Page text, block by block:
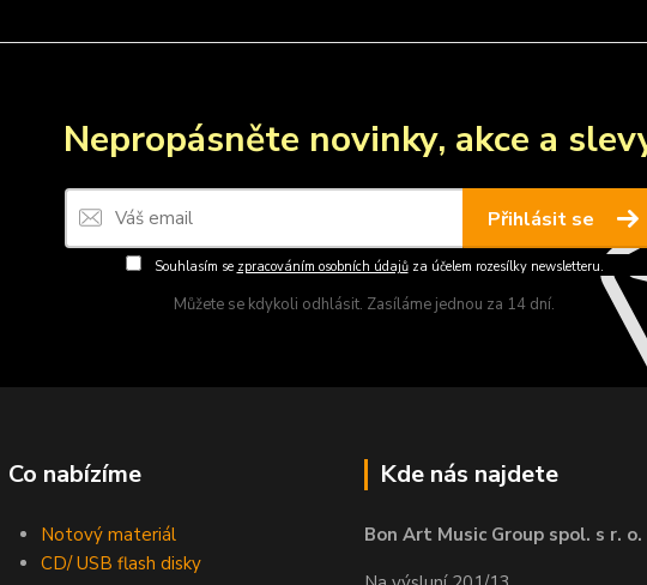
Nepropásněte novinky, akce a
Přihlásit se
Souhlasím se zpracováním osobních údajůza účelem rozesílky newsletteru.
Můžete se kdykoli odhlásit. Zasíláme jednou za 14 dní.
Co nabízíme
Notový materiál
CD/ USB flash disky
Kde nás najdete
Bon Art Music Group spol. s r. o.